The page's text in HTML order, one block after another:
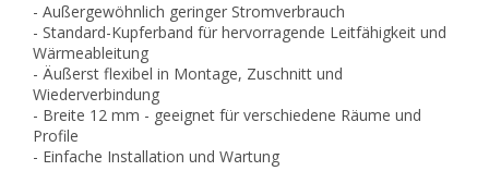
- Außergewöhnlich geringer Stromverbrauch
- Standard-Kupferband für hervorragende Leitfähigkeit und
Wärmeableitung
- Äußerst flexibel in Montage, Zuschnitt und
Wiederverbindung
- Breite 12 mm - geeignet für verschiedene Räume und
Profile
- Einfache Installation und Wartung